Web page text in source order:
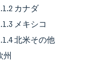
カナダ
メキシコ
北米その他
州